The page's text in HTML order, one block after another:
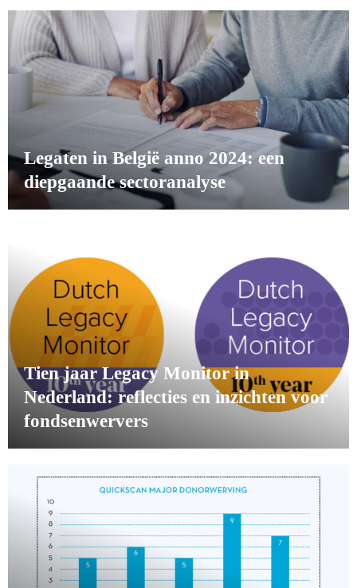
Legaten in België anno 2024: een
diepgaande sectoranalyse
Tien jaar Legacy Monitor in
Nederland: reflecties en inzichten voor
fondsenwervers